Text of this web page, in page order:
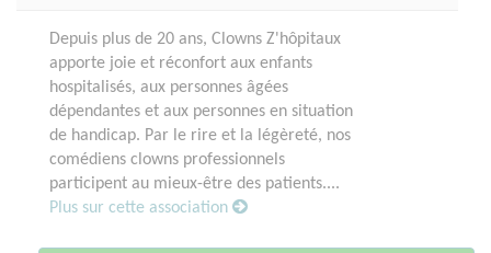
Depuis plus de 20 ans, Clowns Z'hôpitaux
apporte joie et réconfort aux enfants
hospitalisés, aux personnes âgées
dépendantes et aux personnes en situation
de handicap. Par le rire et la légèreté, nos
comédiens clowns professionnels
participent au mieux-être des patients....
Plus sur cette association